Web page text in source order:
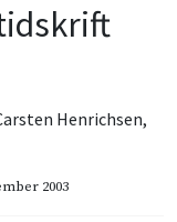
Henrichsen,
2003